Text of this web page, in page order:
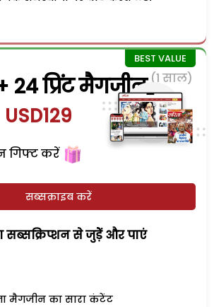
24 प्रिंट मैगजीन (1 साल)
USD129
गिफ्ट करें
सब्सक्राइब करें
सब्सक्रिप्शन से जुड़ेें और पाएं
मैगजीन का सारा कंटेंट